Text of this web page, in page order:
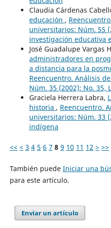
Claudia Cárdenas
educación ,
universitarios: Núm. 55
investigación educativa
José Guadalupe Vargas
administradores en
a distancia para la
Reencuentro. Análisis
Núm. 35 (2002): No. 35,
Graciela Herrera Labra,
historia , Reencuentro.
universitarios: Núm. 33
indígena
<< < 3 4 5 6 7 8 9 10 11 12 > >>
También puede Iniciar una
para este artículo.
Enviar un artículo